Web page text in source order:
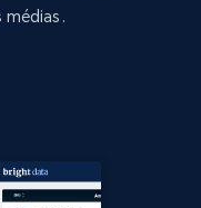
- Collect
médias.